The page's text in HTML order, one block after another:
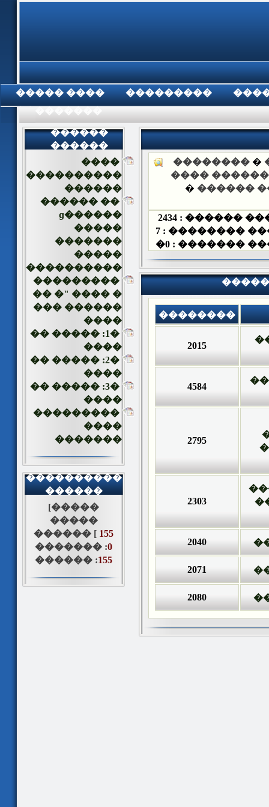
���� ����� ���������
������
������
����
����������
������
�� ������
������ɡ
�����
�������
�����
����������
���������
� ���� "� ��
������ ���
����
�1: ����� ��
����
�2: ����� ��
����
�3: ����� ��
����
���������
����
�������
����������
������
[�����
�����
������ [ 155
������� :0
������ :155
�
��������
��� ������
�. ����
�
��� ������
2434
��� ��������
7
��� �������
0
�
��������
2015
4584
2795
2303
2040
2071
2080